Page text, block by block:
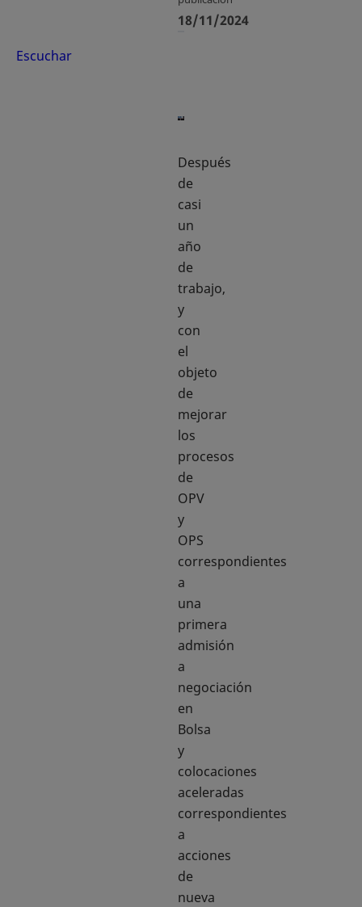
18/11/2024
Escuchar
Después
de
casi
un
año
de
trabajo,
y
con
el
objeto
de
mejorar
los
procesos
de
OPV
y
OPS
correspondientes
a
una
primera
admisión
a
negociación
en
Bolsa
y
colocaciones
aceleradas
correspondientes
a
acciones
de
nueva